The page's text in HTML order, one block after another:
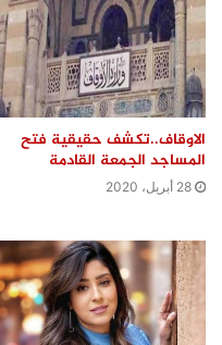
الاوقاف..تكشف حقيقية فتح
المساجد الجمعة القادمة
28 أبريل، 2020